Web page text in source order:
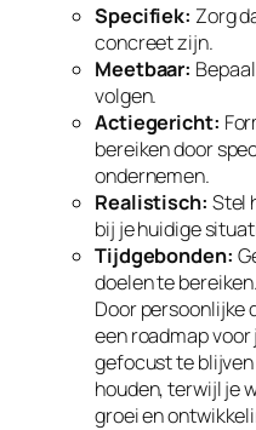
Specifiek: Zorg
concreet zijn.
Meetbaar:
volgen.
Actiegericht:
bereiken door
ondernemen.
Realistisch: Stel
bij je huidige
Tijdgebonden:
doelen te bereiken.
Door persoonlijke
een roadmap
gefocust te
houden, terwijl je
groei en